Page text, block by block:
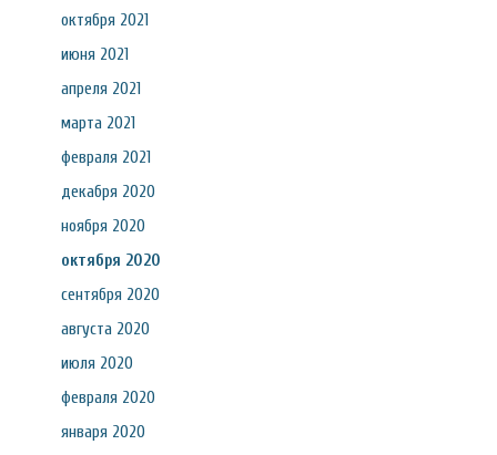
октября 2021
июня 2021
апреля 2021
марта 2021
февраля 2021
декабря 2020
ноября 2020
октября 2020
сентября 2020
августа 2020
июля 2020
февраля 2020
января 2020